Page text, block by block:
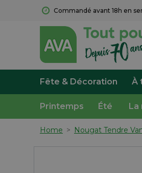
Commandé avant 18h en
Fête & Décoration À
Printemps Été La
Home > Nougat Tendre